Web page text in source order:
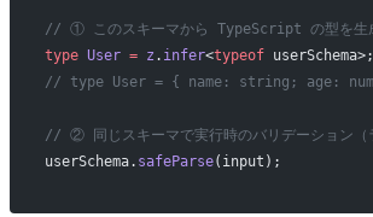
// ① このスキーマから TypeScript の型を生成
type User = z . infer<typeof userSchema>;
// type User = { name: string; age:
// ② 同じスキーマで実行時のバリデーション（
userSchema. safeParse(input);